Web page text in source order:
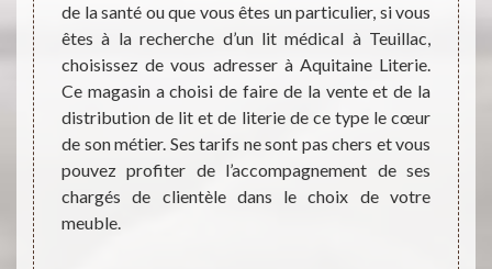
qui
du
de
ainsi
pour
des
de la santé ou que vous êtes un particulier, si vous
êtes à la recherche d’un lit médical à Teuillac,
choisissez de vous adresser à Aquitaine Literie.
Ce magasin a choisi de faire de la vente et de la
distribution de lit et de literie de ce type le cœur
de son métier. Ses tarifs ne sont pas chers et vous
pouvez profiter de l’accompagnement de ses
chargés de clientèle dans le choix de votre
meuble.
La
joui
coût
des